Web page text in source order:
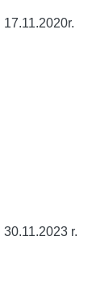
17.11.2020r.
30.11.2023 r.